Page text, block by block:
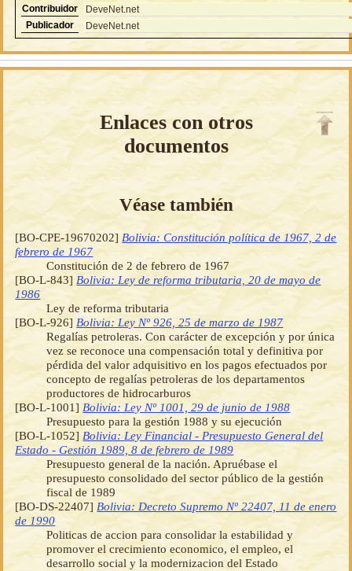
Contribuidor
DeveNet.net
Publicador
DeveNet.net
Enlaces con otros
documentos
Véase también
[BO-CPE-19670202] Bolivia: Constitución política de 1967, 2 de
febrero de 1967
Constitución de 2 de febrero de 1967
[BO-L-843] Bolivia: Ley de reforma tributaria, 20 de mayo de
1986
Ley de reforma tributaria
[BO-L-926] Bolivia: Ley Nº 926, 25 de marzo de 1987
Regalías petroleras. Con carácter de excepción y por única
vez se reconoce una compensación total y definitiva por
pérdida del valor adquisitivo en los pagos efectuados por
concepto de regalías petroleras de los departamentos
productores de hidrocarburos
[BO-L-1001] Bolivia: Ley Nº 1001, 29 de junio de 1988
Presupuesto para la gestión 1988 y su ejecución
[BO-L-1052] Bolivia: Ley Financial - Presupuesto General del
Estado - Gestión 1989, 8 de febrero de 1989
Presupuesto general de la nación. Apruébase el
presupuesto consolidado del sector público de la gestión
fiscal de 1989
[BO-DS-22407] Bolivia: Decreto Supremo Nº 22407, 11 de enero
de 1990
Politicas de accion para consolidar la estabilidad y
promover el crecimiento economico, el empleo, el
desarrollo social y la modernizacion del Estado